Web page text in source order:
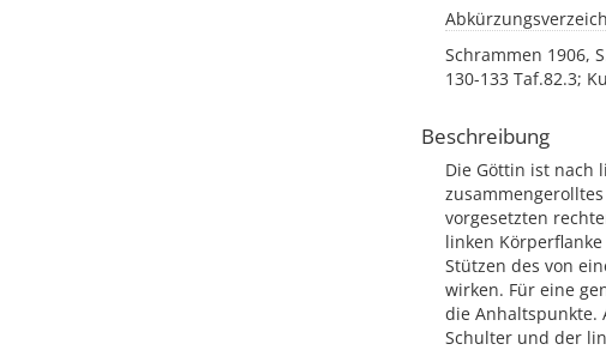
Schrammen 1906,
130-133 Taf.82.3;
Beschreibung
Die Göttin ist nach
vorgesetzten
linken
Stützen des von
wirken. Für eine
die Anhaltspunkte.
Schulter und der